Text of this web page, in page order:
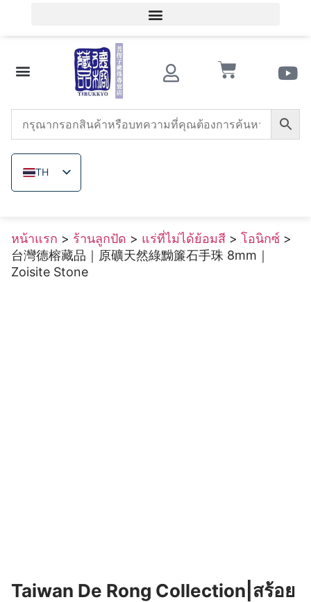
TH
ZH_TW
JA
VI
หน้าแรก > ร้านลูกปัด > แร่ที่ไม่ได้ย้อมสี > โอนิกซ์ >
台灣德榕藏品｜原礦天然綠黝簾石手珠 8mm｜
Zoisite Stone
Taiwan De Rong Collection|สร้อย